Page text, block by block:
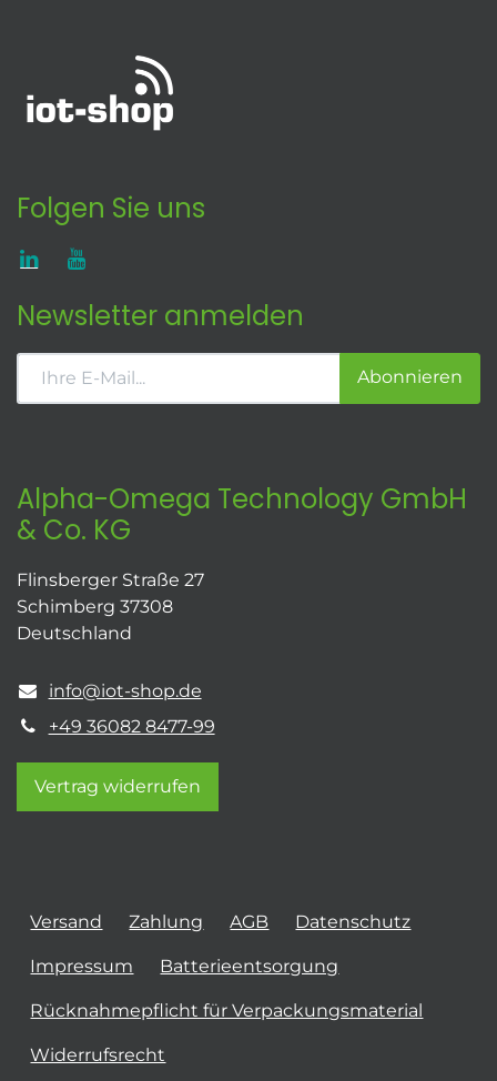
Folgen Sie uns
Newsletter anmelden
Abonnieren
Alpha-Omega Technology GmbH
& Co. KG
Flinsberger Straße 27
Schimberg 37308
Deutschland
info@iot-shop.de
+49 36082 8477-99
Vertrag widerrufen
Versand Zahlung AGB Datenschutz
Impressum Batterieentsorgung
Rücknahmepflicht für Verpackungsmaterial
Widerrufsrecht